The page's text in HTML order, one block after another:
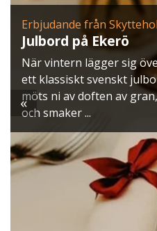
Erbjudande från
Julbord på Ekerö
När vintern lägger sig
ett klassiskt svenskt
möts ni av doften av
och smaker ...
«